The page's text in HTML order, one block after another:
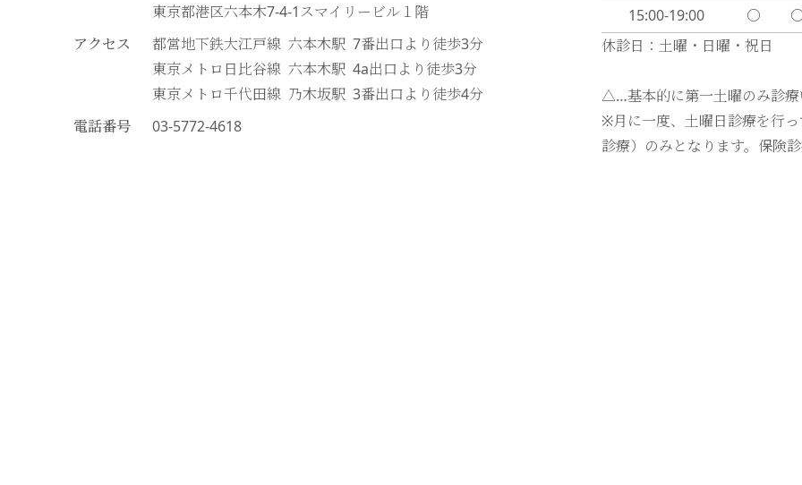
東京都港区六本木7-4-1スマイリービル１階
アクセス
都営地下鉄大江戸線 六本木駅 7番出口より徒歩3分
東京メトロ日比谷線 六本木駅 4a出口より徒歩3分
東京メトロ千代田線 乃木坂駅 3番出口より徒歩4分
電話番号
03-5772-4618
15:00-19:00
〇
休診日：土曜・日曜・祝日
△…基本的に第一土曜のみ診療
※月に一度、土曜日診療を行
診療）のみとなります。保険